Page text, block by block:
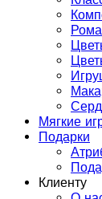
Мягкие
Подарки
Клиенту